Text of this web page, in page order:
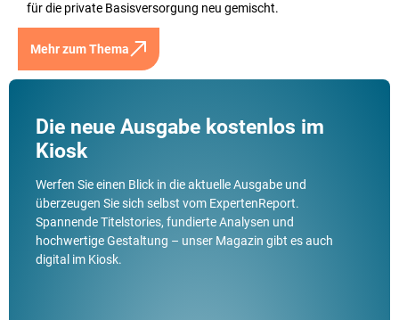
für die private Basisversorgung neu gemischt.
Mehr zum Thema
Die neue Ausgabe kostenlos im
Kiosk
Werfen Sie einen Blick in die aktuelle Ausgabe und
überzeugen Sie sich selbst vom ExpertenReport.
Spannende Titelstories, fundierte Analysen und
hochwertige Gestaltung – unser Magazin gibt es auch
digital im Kiosk.